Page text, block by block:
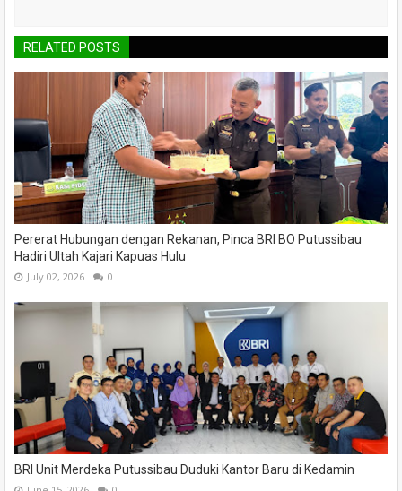
RELATED POSTS
Pererat Hubungan dengan Rekanan, Pinca BRI BO Putussibau
Hadiri Ultah Kajari Kapuas Hulu
July 02, 2026 0
BRI Unit Merdeka Putussibau Duduki Kantor Baru di Kedamin